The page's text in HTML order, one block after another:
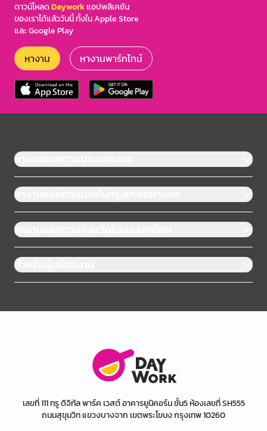
ดาวน์โหลดDayworkแอปพลิเคชัน
ของเราได้แล้ววันนี้ ทั้งใน Apple Store
และ Google Play
หางาน หางานพาร์ทไทม์
หางานแยกตามประเภทงาน
หางานแยกตามเขตในกรุงเทพมหานคร
หางานแยกตามจังหวัดในประเทศไทย
สำหรับผู้สมัครงาน
เลขที่ 111 ทรู ดิจิทัล พาร์ค เวสต์ อาคารยูนิคอร์น ชั้น5 ห้องเลขที่ SH555
ถนนสุขุมวิท แขวงบางจาก เขตพระโขนง กรุงเทพ 10260